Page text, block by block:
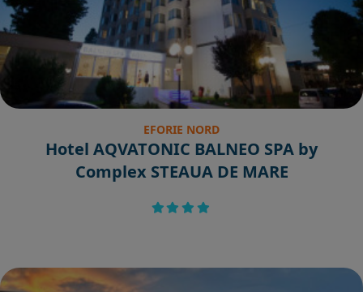
EFORIE NORD
Hotel AQVATONIC BALNEO SPA by
Complex STEAUA DE MARE